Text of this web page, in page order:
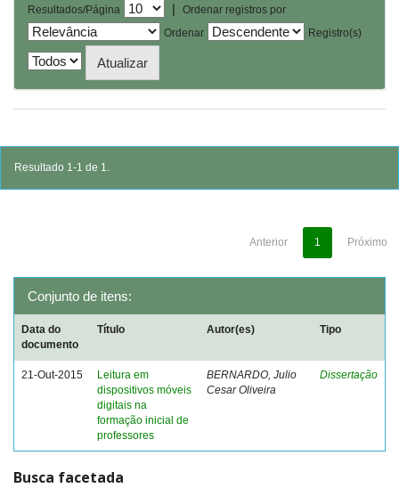
Resultados/Página |
Ordenar registros por
Ordenar
Registro(s)
Resultado 1-1 de 1.
Anterior 1 Próximo
Conjunto de itens:
Data do
documento
Título Autor(es) Tipo
21-Out-2015
Leitura em
dispositivos móveis
digitais na
formação inicial de
professores
BERNARDO, Julio
Cesar Oliveira
Dissertação
Busca facetada